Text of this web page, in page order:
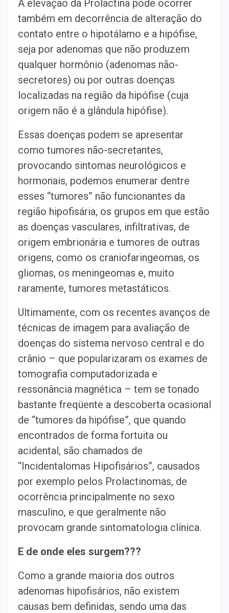
A elevação da Prolactina pode ocorrer
também em decorrência de alteração do
contato entre o hipotálamo e a hipófise,
seja por adenomas que não produzem
qualquer hormônio (adenomas não-
secretores) ou por outras doenças
localizadas na região da hipófise (cuja
origem não é a glândula hipófise).
Essas doenças podem se apresentar
como tumores não-secretantes,
provocando sintomas neurológicos e
hormonais, podemos enumerar dentre
esses “tumores” não funcionantes da
região hipofisária, os grupos em que estão
as doenças vasculares, infiltrativas, de
origem embrionária e tumores de outras
origens, como os craniofaringeomas, os
gliomas, os meningeomas e, muito
raramente, tumores metastáticos.
Ultimamente, com os recentes avanços de
técnicas de imagem para avaliação de
doenças do sistema nervoso central e do
crânio – que popularizaram os exames de
tomografia computadorizada e
ressonância magnética – tem se tonado
bastante freqüente a descoberta ocasional
de “tumores da hipófise”, que quando
encontrados de forma fortuita ou
acidental, são chamados de
“Incidentalomas Hipofisários”, causados
por exemplo pelos Prolactinomas, de
ocorrência principalmente no sexo
masculino, e que geralmente não
provocam grande sintomatologia clínica.
E de onde eles surgem???
Como a grande maioria dos outros
adenomas hipofisários, não existem
causas bem definidas, sendo uma das